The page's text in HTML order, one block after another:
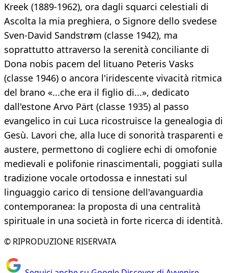
Kreek (1889-1962), ora dagli squarci celestiali di
Ascolta la mia preghiera, o Signore dello svedese
Sven-David Sandstrøm (classe 1942), ma
soprattutto attraverso la serenità conciliante di
Dona nobis pacem del lituano Peteris Vasks
(classe 1946) o ancora l'iridescente vivacità ritmica
del brano «...che era il figlio di...», dedicato
dall'estone Arvo Pärt (classe 1935) al passo
evangelico in cui Luca ricostruisce la genealogia di
Gesù. Lavori che, alla luce di sonorità trasparenti e
austere, permettono di cogliere echi di omofonie
medievali e polifonie rinascimentali, poggiati sulla
tradizione vocale ortodossa e innestati sul
linguaggio carico di tensione dell'avanguardia
contemporanea: la proposta di una centralità
spirituale in una società in forte ricerca di identità.
© RIPRODUZIONE RISERVATA